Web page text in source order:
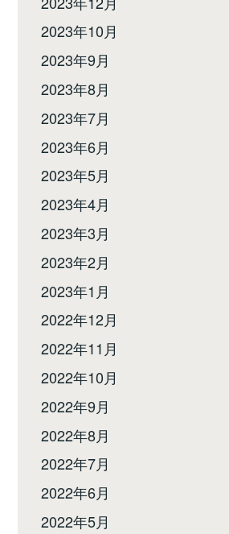
2023年10月
2023年9月
2023年8月
2023年7月
2023年6月
2023年5月
2023年4月
2023年3月
2023年2月
2023年1月
2022年12月
2022年11月
2022年10月
2022年9月
2022年8月
2022年7月
2022年6月
2022年5月